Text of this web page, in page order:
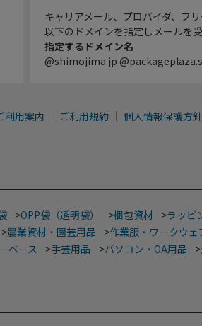
キャリアメール、プロバイダ、フ
以下のドメインを指定しメールを
指定するドメイン名
@shimojima.jp
利用案内 ご利用規約 個人情報保護方針
>OPP袋（透明袋） >梱包資材 >ラッピ
>農業資材・園芸用品 >作業服・ワークウ
ベース >手芸用品 >パソコン・OA用品 >